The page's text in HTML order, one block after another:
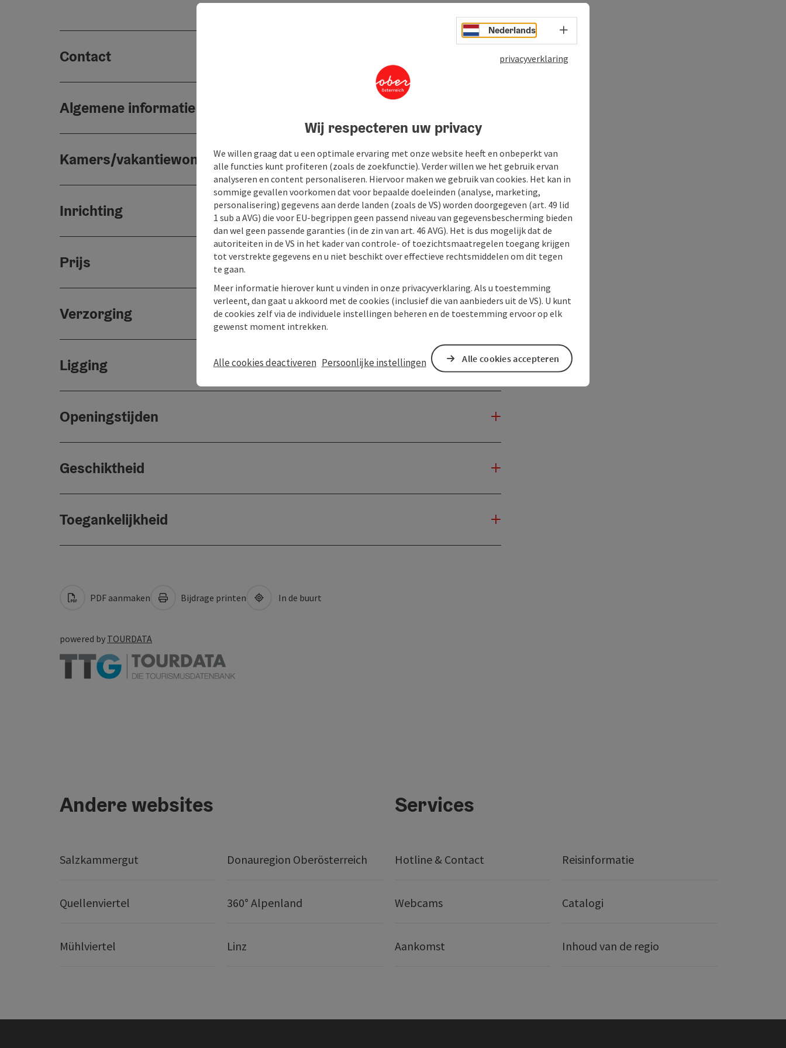
Contact
Algemene informatie
Kamers/vakantiewoningen
Inrichting
Prijs
Verzorging
Ligging
Openingstijden
Geschiktheid
Toegankelijkheid
PDF aanmaken Bijdrage printen In de buurt
powered by TOURDATA
Andere websites
Salzkammergut Donauregion Oberösterreich
Quellenviertel 360° Alpenland
Mühlviertel Linz
Services
Hotline & Contact Reisinformatie
Webcams Catalogi
Aankomst Inhoud van de regio
Nederlands Taalkeuze - menu openen
privacyverklaring
Wij respecteren uw privacy
We willen graag dat u een optimale ervaring met onze website heeft en onbeperkt van
alle functies kunt profiteren (zoals de zoekfunctie). Verder willen we het gebruik ervan
analyseren en content personaliseren. Hiervoor maken we gebruik van cookies. Het kan in
sommige gevallen voorkomen dat voor bepaalde doeleinden (analyse, marketing,
personalisering) gegevens aan derde landen (zoals de VS) worden doorgegeven (art. 49 lid
1 sub a AVG) die voor EU-begrippen geen passend niveau van gegevensbescherming bieden
dan wel geen passende garanties (in de zin van art. 46 AVG). Het is dus mogelijk dat de
autoriteiten in de VS in het kader van controle- of toezichtsmaatregelen toegang krijgen
tot verstrekte gegevens en u niet beschikt over effectieve rechtsmiddelen om dit tegen
te gaan.
Meer informatie hierover kunt u vinden in onze privacyverklaring. Als u toestemming
verleent, dan gaat u akkoord met de cookies (inclusief die van aanbieders uit de VS). U kunt
de cookies zelf via de individuele instellingen beheren en de toestemming ervoor op elk
gewenst moment intrekken.
Alle cookies deactiveren Persoonlijke instellingen Alle cookies accepteren